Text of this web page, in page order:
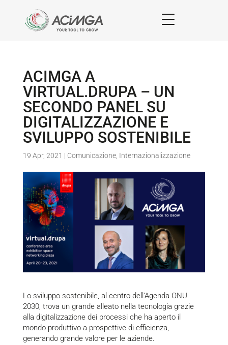
ACIMGA A
VIRTUAL.DRUPA – UN
SECONDO PANEL SU
DIGITALIZZAZIONE E
SVILUPPO SOSTENIBILE
19 Apr, 2021 | Comunicazione, Internazionalizzazione
Lo sviluppo sostenibile, al centro dell’Agenda ONU
2030, trova un grande alleato nella tecnologia grazie
alla digitalizzazione dei processi che ha aperto il
mondo produttivo a prospettive di efficienza,
generando grande valore per le aziende.